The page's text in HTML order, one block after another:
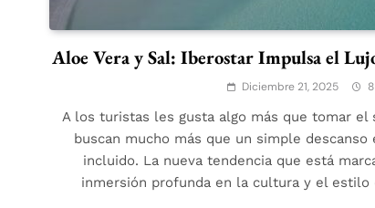
Aloe Vera y Sal: Iberostar Impulsa el
Diciembre 21, 2025
A los turistas les gusta algo más que tomar el
buscan mucho más que un simple
incluido. La nueva tendencia que está
inmersión profunda en la cultura y el estilo